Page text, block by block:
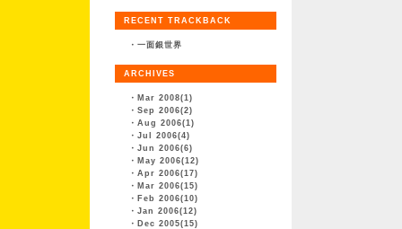
RECENT TRACKBACK
・ 一面銀世界
ARCHIVES
・ Mar 2008(1)
・ Sep 2006(2)
・ Aug 2006(1)
・ Jul 2006(4)
・ Jun 2006(6)
・ May 2006(12)
・ Apr 2006(17)
・ Mar 2006(15)
・ Feb 2006(10)
・ Jan 2006(12)
・ Dec 2005(15)